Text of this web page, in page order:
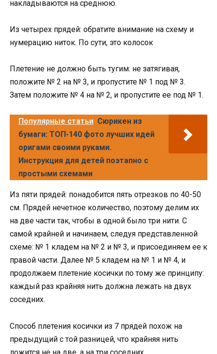
накладываются на среднюю.
Из четырех прядей: обратите внимание на схему и
нумерацию ниток. По сути, это колосок
Плетение не должно быть тугим: не затягивая,
положите № 2 на № 3, и пропустите № 1 под № 3.
Затем положите № 4 на № 2, и пропустите ее под № 1.
Популярные статьи Сюрикен из
бумаги: ТОП-140 фото лучших идей
оригами своими руками.
Инструкция для детей поэтапно с
простыми схемами
Из пяти прядей: понадобится пять отрезков по 40-50
см. Прядей нечетное количество, поэтому делим их
на две части так, чтобы в одной было три нити. С
самой крайней и начинаем, следуя представленной
схеме: № 1 кладем на № 2 и № 3, и присоединяем ее к
правой части. Далее № 5 кладем на № 1 и № 4, и
продолжаем плетение косички по тому же принципу:
каждый раз крайняя нить должна лежать на двух
соседних.
Способ плетения косички из 7 прядей похож на
предыдущий с той разницей, что крайняя нить
ложится не на две, а на три соседних.